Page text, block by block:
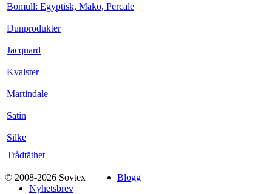
Bomull: Egyptisk, Mako, Percale
Dunprodukter
Jacquard
Kvalster
Martindale
Satin
Silke
Trådtäthet
© 2008-2026 Sovtex
Blogg
Nyhetsbrev